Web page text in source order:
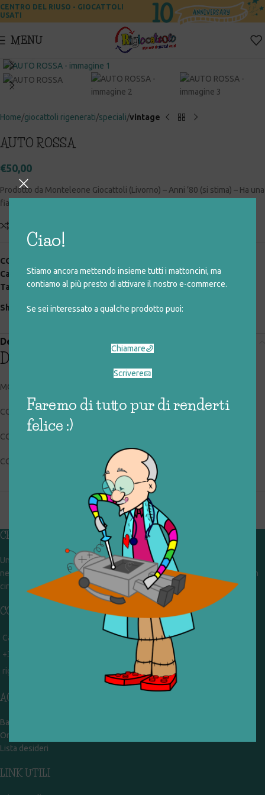
Ciao!
Stiamo ancora mettendo insieme tutti i mattoncini, ma
contiamo al più presto di attivare il nostro e-commerce.
Se sei interessato a qualche prodotto puoi:
Chiamare
Scrivere
Faremo di tutto pur di renderti
felice :)
CENTRO DEL RIUSO - GIOCATTOLI
USATI
MENU
Home giocattoli rigenerati speciali vintage
AUTO ROSSA
€50,00
Prodotto da Monteleone Giocattoli (Livorno) – Anni ’80 (si stima) – Ha una
fiancata ammaccata ma il resto è come nuovo
COD:
Categorie:giocattoli rigenerati , speciali, vintage
Tag:
auto , automobile , modellino, vintage
Share:
Descrizione
Descrizione
MONTELEONE
CODICE RIGIOCATTOLO: 047_0_138
CONDIZIONI: buone, usato
COLLOCAZIONE: EXP
CHI SIAMO
Un gruppo di volontari che sognano di diventare un centro del riuso e
nel frattempo ricevono in dono giocattoli, li riparano e li reimmettono in
circolazione. Operiamo per un'economia civile, circolare e sostenibile.
CONTATTI
Campobasso - via Garibaldi 51
+39 328 767 9587
rigiocattolocb@gmail.com
ACCOUNT
Bacheca
Ordini
Lista desideri
LINK UTILI